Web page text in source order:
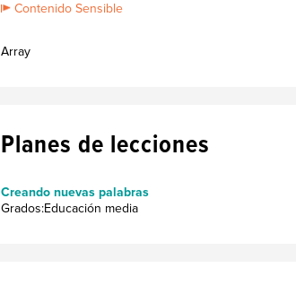
Contenido Sensible
Array
Planes de lecciones
Creando nuevas palabras
Grados:Educación media